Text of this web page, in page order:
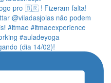
(dia 14/02)!